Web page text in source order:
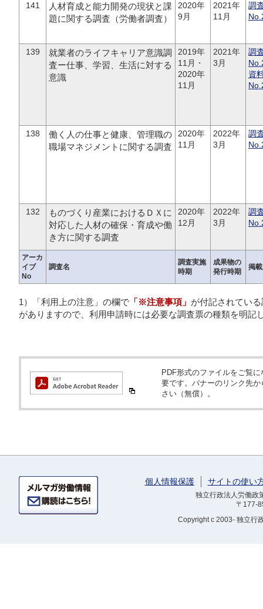
アーカ
イブ
No
調査名
調査実施
時期
成果物の
発行時期
掲
141
人材育成と能力開発の現状と課
題に関する調査（労働者調査）
2020年
9月
2021年
11月
調
139
就業者のライフキャリア意識調
査ー仕事、学習、生活に対する
意識
2019年
11月・
2020年
11月
2021年
3月
調
資
138
働く人の仕事と健康、管理職の
職場マネジメントに関する調査
2020年
11月
2022年
3月
調
132
ものづくり産業におけるＤＸに
対応した人材の確保・育成や働
き方に関する調査
2020年
12月
2022年
3月
調
1）「利用上の注意」の欄で 「※注意事項」 が付記されてい
がありますので、利用申請時には必要な調査票の種類を明記
PDF形式のファイルをご覧
要です。バナーのリンク先
さい（無償）。
個人情報保護 サイトの使い
独立行政法人労働
〒177-
Copyrightc 2003- 独立行